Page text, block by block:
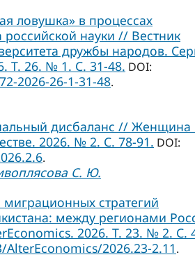
ловушка» в процессах
российской науки // Вестник
дружбы народов.
Т. 26. № 1. C. 31-48. DOI:
2026-26-1-31-48.
дисбаланс // Женщина
2026. № 2. С. 78-91. DOI:
.
С. Ю.
стратегий
между регионами
2026. Т. 23. № 2. С.
AlterEconomics/2026.23-2.11.